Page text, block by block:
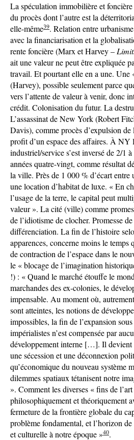
La spéculation immobilière et foncière
du procès dont l’autre est la
elle-même39. Relation entre
avec la financiarisation et la
rente foncière (Marx et Harvey –
ait une valeur ne peut être expliquée
travail. Et pourtant elle en a une. Une
(Harvey), possible seulement parce
vers l’attente de valeur à venir, donc
crédit. Colonisation du futur. La
L’assassinat de New York (Robert
Davis), comme procès d’expulsion
profit d’un espace des affaires. À NY
industriel/service s’est inversé de 2/1
années quatre-vingt, comme résultat
la ville. Près de 1 000 % d’écart
une location d’habitat de luxe. « En
l’usage de la terre, le capital peut
valeur ». La cité (ville) comme
de l’idiotisme de clocher. Promesse
différenciation. La fin de l’histoire
apparences, concerne moins le temps
de contraction de l’espace dans le
le « blocage de l’imagination
!) : « Quand le marché étouffe le
marchandes des ex-colonies, le
impensable. Au moment où,
sont atteintes, les notions de
impossibles, la fin de l’expansion
impérialistes n’est compensée par
développement interne […]. Il devient
une sécession et une déconnexion
qu’économique du nouveau système
dilemmes spatiaux tétanisent notre
». Comment les diverses « fins de
philosophiquement et théoriquement
fermeture de la frontière globale du
problème fondamental, et l’horizon
et culturelle à notre époque »40.